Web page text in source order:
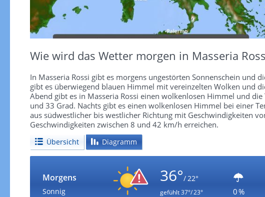
Wie wird das Wetter morgen in Masseria
In Masseria Rossi gibt es morgens ungestörten Sonnenschein und
gibt es überwiegend blauen Himmel mit vereinzelten Wolken und
Abend gibt es in Masseria Rossi einen wolkenlosen Himmel und
und 33 Grad. Nachts gibt es einen wolkenlosen Himmel bei einer
aus südwestlicher bis westlicher Richtung mit Geschwindigkeiten
Geschwindigkeiten zwischen 8 und 42 km/h erreichen.
Übersicht Diagramm
Morgens
Sonnig
36°/ 22°
gefühlt37°/ 23° 0 %